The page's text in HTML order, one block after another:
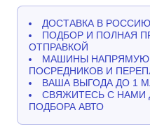
ДОСТАВКА В
ПОДБОР И ПОЛНАЯ
ОТПРАВКОЙ
МАШИНЫ НАПРЯМУЮ
ПОСРЕДНИКОВ И
ВАША ВЫГОДА ДО 1
СВЯЖИТЕСЬ С НАМИ
ПОДБОРА АВТО